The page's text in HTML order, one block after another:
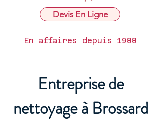
Devis En Ligne
En affaires depuis 1988
Entreprise de
nettoyage à Brossard